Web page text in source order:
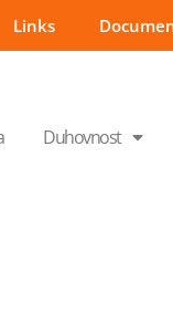
Links
Duhovnost